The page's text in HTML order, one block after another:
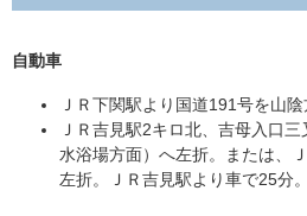
自動車
ＪＲ下関駅より国道191号を山陰
ＪＲ吉見駅2キロ北、吉母入口
水浴場方面）へ左折。または、
左折。ＪＲ吉見駅より車で25分。